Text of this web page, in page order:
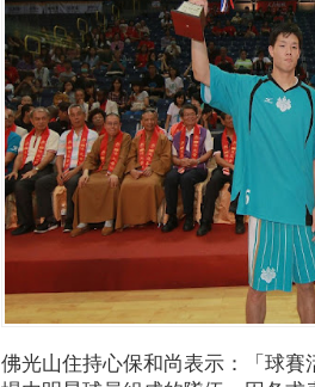
佛光山住持心保和尚表示：「球